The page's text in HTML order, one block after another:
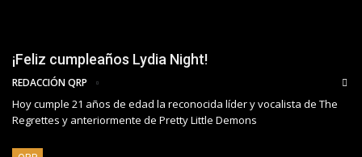
¡Feliz cumpleaños Lydia Night!
REDACCIÓN QRP
Hoy cumple 21 años de edad la reconocida líder y vocalista de The
Regrettes y anteriormente de Pretty Little Demons